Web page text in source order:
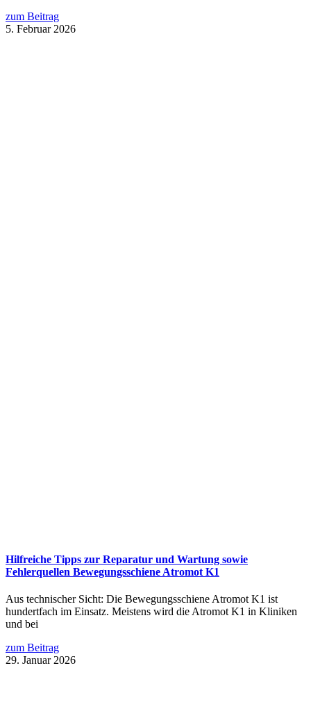
zum Beitrag
5. Februar 2026
Hilfreiche Tipps zur Reparatur und Wartung sowie
Fehlerquellen Bewegungsschiene Atromot K1
Aus technischer Sicht: Die Bewegungsschiene Atromot K1 ist
hundertfach im Einsatz. Meistens wird die Atromot K1 in Kliniken
und bei
zum Beitrag
29. Januar 2026